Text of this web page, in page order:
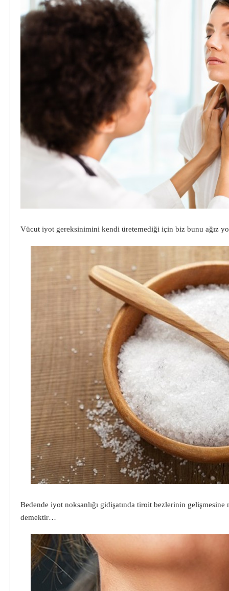
Vücut iyot gereksinimini kendi üretemediği için biz bunu ağız
Bedende iyot noksanlığı gidişatında tiroit bezlerinin gelişmesine
demektir…